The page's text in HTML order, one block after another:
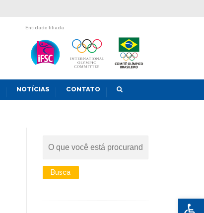
Abrir
Entidade filiada
NOTÍCIAS CONTATO